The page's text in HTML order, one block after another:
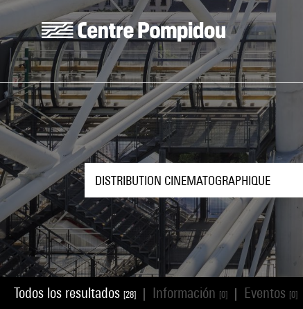
Skip to main content
Centre Pompidou
Todos los resultados [28] Información [0] Eventos [0]